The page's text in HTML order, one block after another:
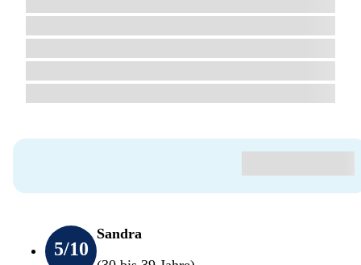
5/10
Sandra